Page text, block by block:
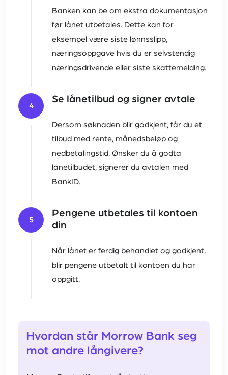
Banken kan be om ekstra dokumentasjon
før lånet utbetales. Dette kan for
eksempel være siste lønnsslipp,
næringsoppgave hvis du er selvstendig
næringsdrivende eller siste skattemelding.
4
Se lånetilbud og signer avtale
Dersom søknaden blir godkjent, får du et
tilbud med rente, månedsbeløp og
nedbetalingstid. Ønsker du å godta
lånetilbudet, signerer du avtalen med
BankID.
5
Pengene utbetales til kontoen
din
Når lånet er ferdig behandlet og godkjent,
blir pengene utbetalt til kontoen du har
oppgitt.
Hvordan står Morrow Bank seg
mot andre långivere?